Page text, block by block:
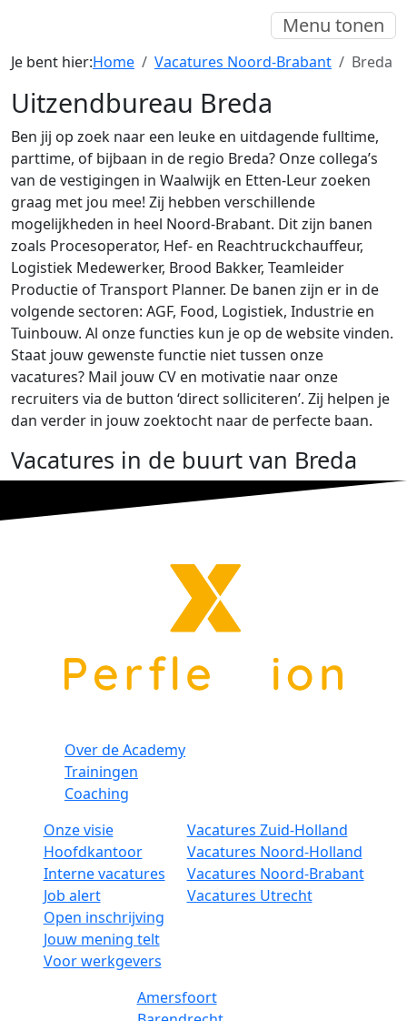
Menu tonen
Je bent hier:Home Vacatures Noord-Brabant Breda
Uitzendbureau Breda
Ben jij op zoek naar een leuke en uitdagende fulltime,
parttime, of bijbaan in de regio Breda? Onze collega’s
van de vestigingen in Waalwijk en Etten-Leur zoeken
graag met jou mee! Zij hebben verschillende
mogelijkheden in heel Noord-Brabant. Dit zijn banen
zoals Procesoperator, Hef- en Reachtruckchauffeur,
Logistiek Medewerker, Brood Bakker, Teamleider
Productie of Transport Planner. De banen zijn er in de
volgende sectoren: AGF, Food, Logistiek, Industrie en
Tuinbouw. Al onze functies kun je op de website vinden.
Staat jouw gewenste functie niet tussen onze
vacatures? Mail jouw CV en motivatie naar onze
recruiters via de button ‘direct solliciteren’. Zij helpen je
dan verder in jouw zoektocht naar de perfecte baan.
Vacatures in de buurt van Breda
Over de Academy
Trainingen
Coaching
Onze visie
Hoofdkantoor
Interne vacatures
Job alert
Open inschrijving
Jouw mening telt
Voor werkgevers
Vacatures Zuid-Holland
Vacatures Noord-Holland
Vacatures Noord-Brabant
Vacatures Utrecht
Amersfoort